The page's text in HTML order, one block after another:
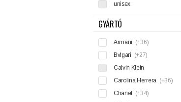
unisex
GYÁRTÓ
Armani (+36)
Bvlgari (+27)
Calvin Klein
Carolina Herrera (+36)
Chanel
(+34)